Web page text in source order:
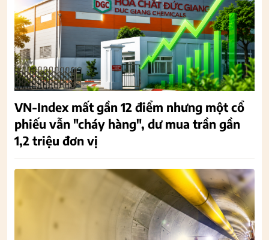
VN-Index mất gần 12 điểm nhưng một cổ
phiếu vẫn "cháy hàng", dư mua trần gần
1,2 triệu đơn vị